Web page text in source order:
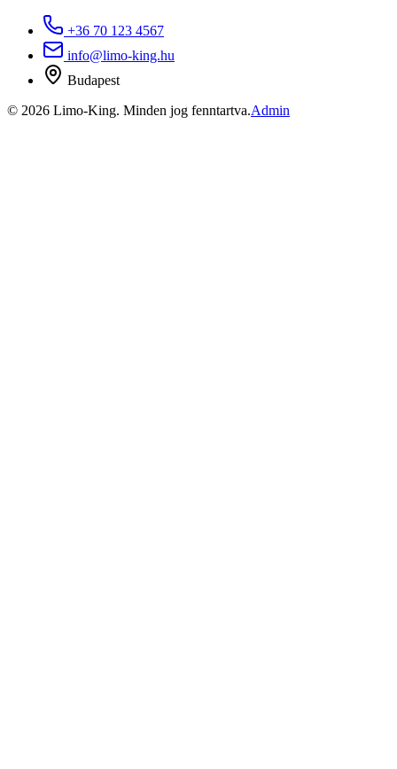
+36 70 123 4567
info@limo-king.hu
Budapest
© 2026 Limo-King. Minden jog fenntartva.Admin